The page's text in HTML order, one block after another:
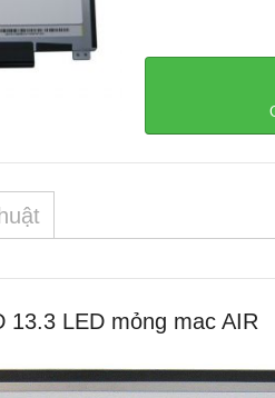
13.3 LED mỏng mac AIR